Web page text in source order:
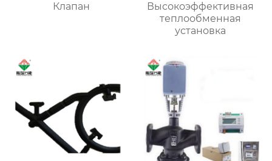
Клапан
Высокоэффективная
теплообменная
установка